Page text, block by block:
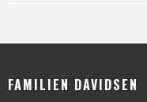
FAMILIEN DAVIDSEN